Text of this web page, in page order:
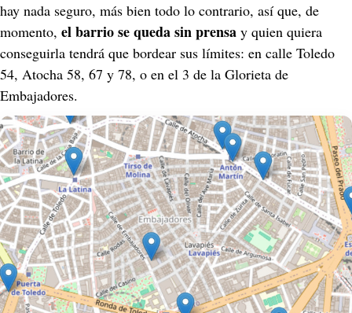
hay nada seguro, más bien todo lo contrario, así que, de
momento, el barrio se queda sin prensa y quien quiera
conseguirla tendrá que bordear sus límites: en calle Toledo
54, Atocha 58, 67 y 78, o en el 3 de la Glorieta de
Embajadores.